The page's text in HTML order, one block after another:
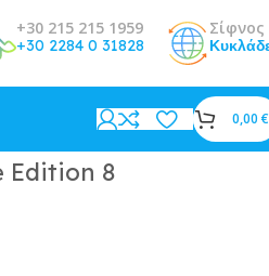
+30 215 215 1959
+30 2284 0 31828
Σίφνος
0,00 €
Edition 8